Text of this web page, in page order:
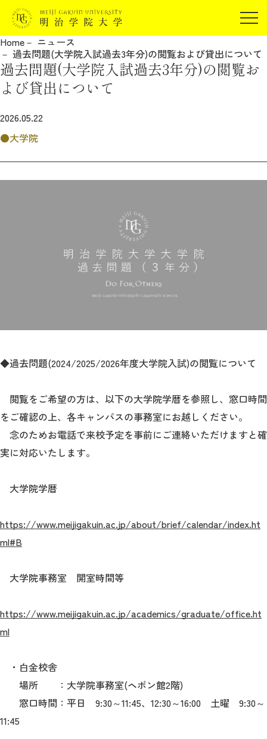
在学生の方
卒業生の方
JP EN
受験生の方
卒業生の方
保証人の方
企業・研究者の方
地域・一般の方
学生生活
留学・国際交流
ボランティア
生涯学習・社会連携
アクセス
キャンパス
入試情報
Home
ニュース
過去問題(大学院入試過去3年分)の閲覧および貸出について
過去問題(大学院入試過去3年分)の閲覧お
よび貸出について
2026.05.22
大学院
◆過去問題(2024/2025/2026年度大学院入試)の閲覧について
閲覧をご希望の方は、以下の大学院学暦を参照し、窓口時間
をご確認の上、各キャンパスの事務室にお越しください。
念のためお電話で来校予定を事前にご連絡いただけますと確
実に対応いたします。
大学院学暦
https://www.meijigakuin.ac.jp/about/brief/calendar/index.ht
ml#B
大学院事務室 開室時間等
https://www.meijigakuin.ac.jp/academics/graduate/office.ht
ml
・白金校舎
場所 ：大学院事務室(ヘボン館2階)
窓口時間：平日 9:30～11:45、12:30～16:00 土曜 9:30～
11:45